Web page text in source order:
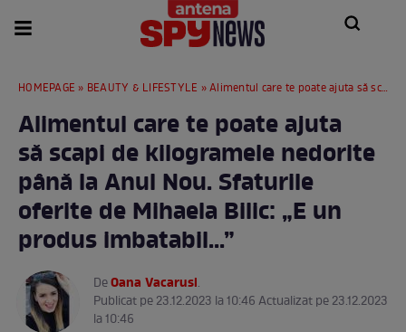
HOMEPAGE » BEAUTY & LIFESTYLE » Alimentul care te poate ajuta să scapi de kilogramele nedorite până la Anul Nou. Sfaturile oferite de Mihaela Bilic: „E un produs imbatabil...”
Alimentul care te poate ajuta
să scapi de kilogramele nedorite
până la Anul Nou. Sfaturile
oferite de Mihaela Bilic: „E un
produs imbatabil...”
DeOana Vacarusi.
Publicat pe 23.12.2023 la 10:46 Actualizat pe 23.12.2023
la 10:46